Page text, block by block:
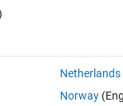
Allowed values
Netherlands
Norway